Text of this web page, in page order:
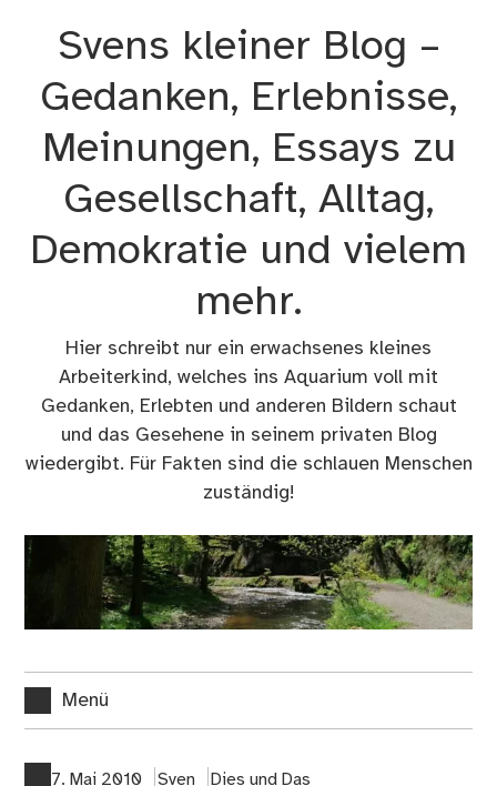
Svens kleiner Blog –
Gedanken, Erlebnisse,
Meinungen, Essays zu
Gesellschaft, Alltag,
Demokratie und vielem
mehr.
Hier schreibt nur ein erwachsenes kleines
Arbeiterkind, welches ins Aquarium voll mit
Gedanken, Erlebten und anderen Bildern schaut
und das Gesehene in seinem privaten Blog
wiedergibt. Für Fakten sind die schlauen Menschen
zuständig!
Menü
7. Mai 2010 Sven Dies und Das